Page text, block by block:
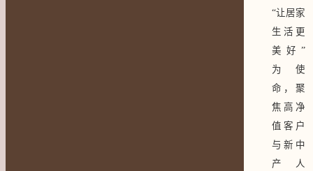
“让居家
生活更
美好”
为使
命，聚
焦高净
值客户
与新中
产人